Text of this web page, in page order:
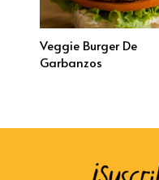
Veggie Burger De
Garbanzos